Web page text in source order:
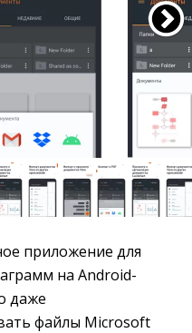
приложение для
на Android-
даже
файлы Microsoft